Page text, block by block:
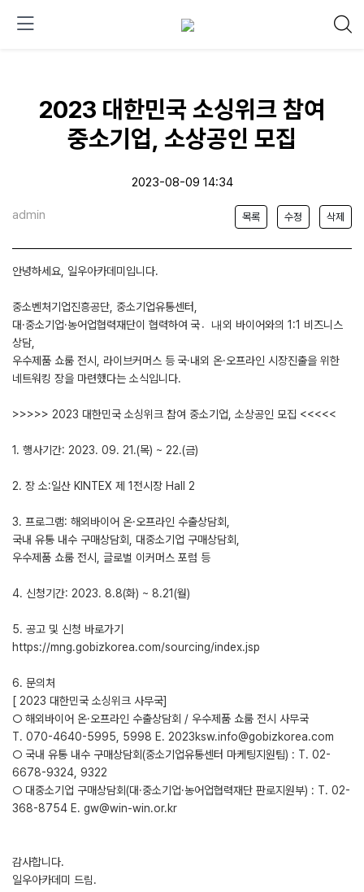
2023 대한민국 소싱위크 참여
중소기업, 소상공인 모집
2023-08-09 14:34
admin 목록 수정 삭제
안녕하세요, 일우아카데미입니다.
중소벤처기업진흥공단, 중소기업유통센터,
대·중소기업·농어업협력재단이 협력하여 국내〮외 바이어와의 1:1 비즈니스
상담,
우수제품 쇼룸 전시, 라이브커머스 등 국·내외 온·오프라인 시장진출을 위한
네트워킹 장을 마련했다는 소식입니다.
>>>>> 2023 대한민국 소싱위크 참여 중소기업, 소상공인 모집 <<<<<
1. 행사기간: 2023. 09. 21.(목) ~ 22.(금)
2. 장 소:일산 KINTEX 제 1전시장 Hall 2
3. 프로그램: 해외바이어 온·오프라인 수출상담회,
국내 유통 내수 구매상담회, 대중소기업 구매상담회,
우수제품 쇼룸 전시, 글로벌 이커머스 포럼 등
4. 신청기간: 2023. 8.8(화) ~ 8.21(월)
5. 공고 및 신청 바로가기
https://mng.gobizkorea.com/sourcing/index.jsp
6. 문의처
[ 2023 대한민국 소싱위크 사무국]
○ 해외바이어 온·오프라인 수출상담회 / 우수제품 쇼룸 전시 사무국
T. 070-4640-5995, 5998 E. 2023ksw.info@gobizkorea.com
○ 국내 유통 내수 구매상담회(중소기업유통센터 마케팅지원팀) : T. 02-
6678-9324, 9322
○ 대중소기업 구매상담회(대·중소기업·농어업협력재단 판로지원부) : T. 02-
368-8754 E. gw@win-win.or.kr
감사합니다.
일우아카데미 드림.